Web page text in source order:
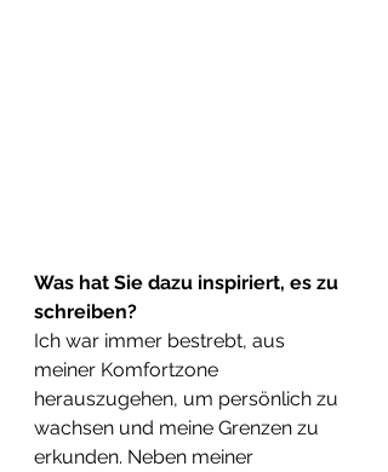
Was hat Sie dazu inspiriert, es zu
schreiben?
Ich war immer bestrebt, aus
meiner Komfortzone
herauszugehen, um persönlich zu
wachsen und meine Grenzen zu
erkunden. Neben meiner